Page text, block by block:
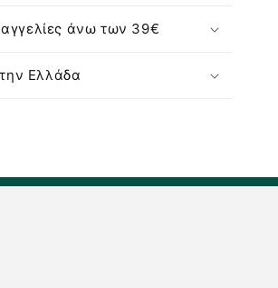
άνω των 39€
Ελλάδα